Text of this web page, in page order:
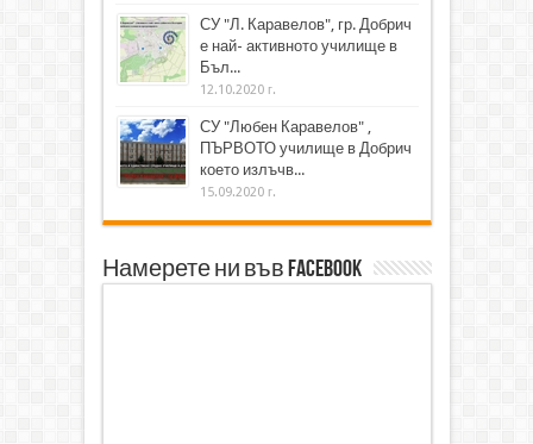
СУ "Л. Каравелов", гр. Добрич
е най- активното училище в
Бъл...
12.10.2020 г.
СУ "Любен Каравелов" ,
ПЪРВОТО училище в Добрич
което излъчв...
15.09.2020 г.
Намерете ни във Facebook